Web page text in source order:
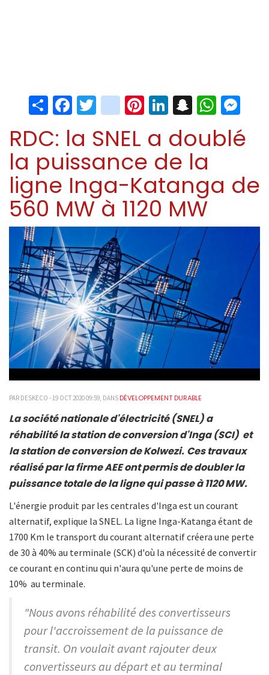
ShareFacebook
Twitter
instagram
Pinterest
LinkedIn
Snapchat
RDC: la SNEL a doublé
la puissance de la
ligne Inga-Katanga de
560 MW à 1120 MW
PAR DESKECO - 19 OCT 2020 09:59, DANS DÉVELOPPEMENT DURABLE
La société nationale d'électricité (SNEL) a
réhabilité la station de conversion d'Inga (SCI) et
la station de conversion de Kolwezi. Ces travaux
réalisé par la firme AEE ont permis de doubler la
puissance totale de la ligne qui passe à 1120 MW.
L'énergie produit par les centrales d'Inga est un courant
alternatif, explique la SNEL. La ligne Inga-Katanga étant de
1700 Km le transport du courant alternatif créera une perte
de 30 à 40% au terminale (SCK) d'où la nécessité de convertir
ce courant en continu qui n'aura qu'une perte de moins de
10% au terminale.
"Nous avons réhabilité des convertisseurs
pour l'accroissement de la puissance de
transit. On voulait avant rajouter deux
convertisseurs au départ et au terminal